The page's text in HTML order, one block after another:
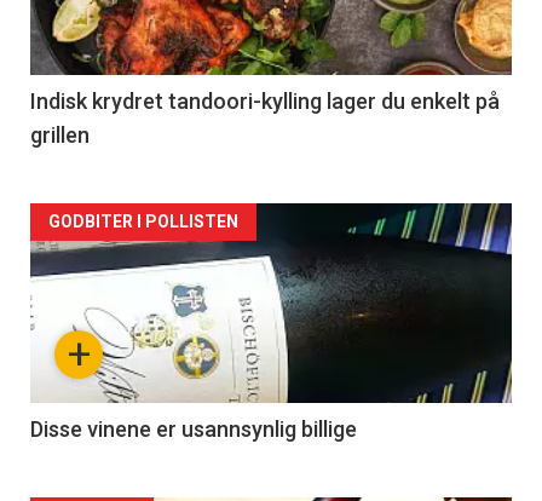
-
2
Indisk krydret tandoori-kylling lager du enkelt på
grillen
Forsiden
akkurat
nå
3
+
GODBITER I POLLISTEN
Disse vinene er usannsynlig billige